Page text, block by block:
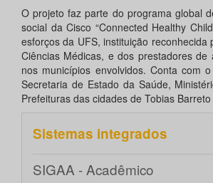
O projeto faz parte do programa global
social da Cisco “Connected Healthy
esforços da UFS, instituição reconhecida
Ciências Médicas, e dos prestadores de
nos municípios envolvidos. Conta com
Secretaria de Estado da Saúde,
Prefeituras das cidades de Tobias
Sistemas integrados
SIGAA - Acadêmico